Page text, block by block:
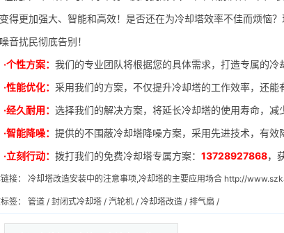
得更加强大、智能和高效！是否还在为冷却塔效率不佳而烦恼
音扰民彻底告别！
·个性方案： 我们的专业团队将根据您的具体需求，打造专属的冷
·性能优化： 采用我们的方案，不仅提升冷却塔的工作效率，还能
·经久耐用： 选择我们的解决方案，将延长冷却塔的使用寿命，减
·智能降噪： 提供的不围蔽冷却塔降噪方案，采用先进技术，有效
·立刻行动： 拨打我们的免费冷却塔专属方案： 13728927868，
接： 冷却塔改造安装中的注意事项,冷却塔的主要应用场合 http://
签： 管道 / 封闭式冷却塔 / 汽轮机 / 冷却塔改造 / 排气扇 /